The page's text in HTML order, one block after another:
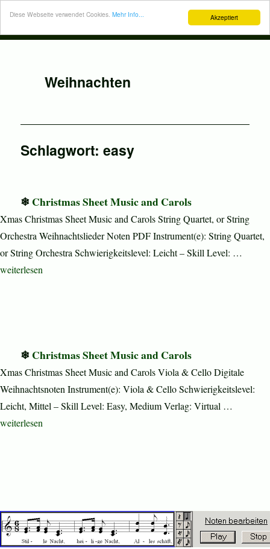
Akzeptiert
Diese Webseite verwendet Cookies. Mehr Info...
Weihnachten
Schlagwort:easy
Christmas Sheet Music and Carols
Xmas Christmas Sheet Music and Carols String Quartet, or String
Orchestra Weihnachtslieder Noten PDF Instrument(e): String Quartet,
or String Orchestra Schwierigkeitslevel: Leicht – Skill Level: …
„Christmas Sheet Music and Carols“
weiterlesen
Christmas Sheet Music and Carols
Xmas Christmas Sheet Music and Carols Viola & Cello Digitale
Weihnachtsnoten Instrument(e): Viola & Cello Schwierigkeitslevel:
Leicht, Mittel – Skill Level: Easy, Medium Verlag: Virtual …
„Christmas Sheet Music and Carols“
weiterlesen